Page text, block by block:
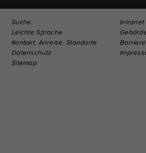
Suche
Intranet
Leichte Sprache
Kontakt, Anreise, Standorte
Datenschutz
Sitemap